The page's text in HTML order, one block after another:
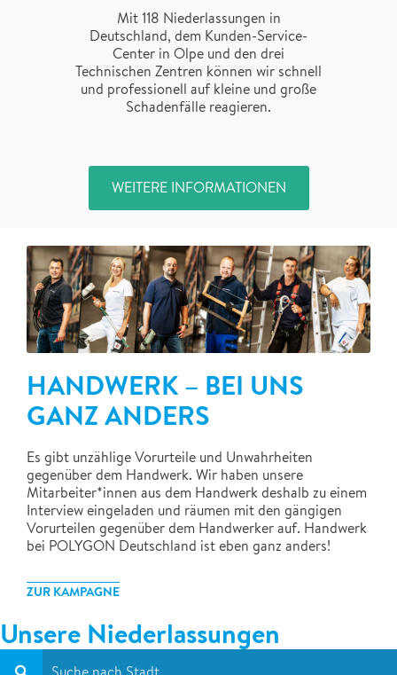
Mit 118 Niederlassungen in
Deutschland, dem Kunden-Service-
Center in Olpe und den drei
Technischen Zentren können wir schnell
und professionell auf kleine und große
Schadenfälle reagieren.
WEITERE INFORMATIONEN
HANDWERK – BEI UNS
GANZ ANDERS
Es gibt unzählige Vorurteile und Unwahrheiten
gegenüber dem Handwerk. Wir haben unsere
Mitarbeiter*innen aus dem Handwerk deshalb zu einem
Interview eingeladen und räumen mit den gängigen
Vorurteilen gegenüber dem Handwerker auf. Handwerk
bei POLYGON Deutschland ist eben ganz anders!
ZUR KAMPAGNE
Unsere Niederlassungen